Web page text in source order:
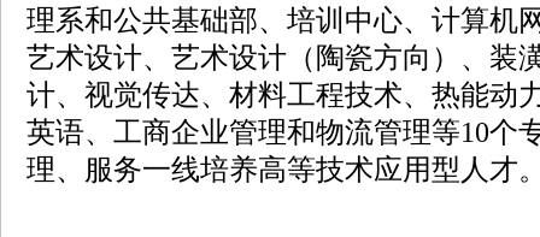
理系和公共基础部、培训中心、计算机
艺术设计、艺术设计（陶瓷方向）、装
计、视觉传达、材料工程技术、热能动
英语、工商企业管理和物流管理等10个
理、服务一线培养高等技术应用型人才